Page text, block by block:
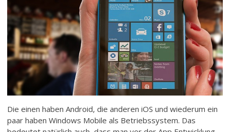
Die einen haben Android, die anderen iOS und wiederum ein
paar haben Windows Mobile als Betriebssystem. Das